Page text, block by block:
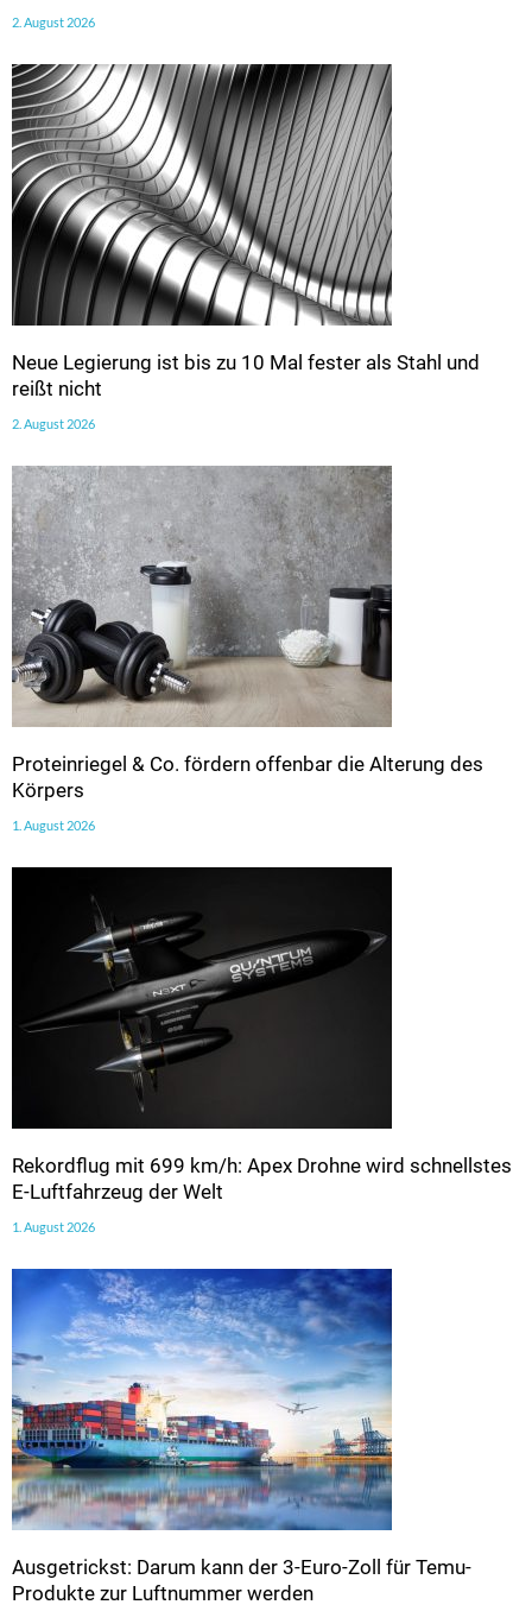
2. August 2026
Neue Legierung ist bis zu 10 Mal fester als Stahl und
reißt nicht
2. August 2026
Proteinriegel & Co. fördern offenbar die Alterung des
Körpers
1. August 2026
Rekordflug mit 699 km/h: Apex Drohne wird schnellstes
E-Luftfahrzeug der Welt
1. August 2026
Ausgetrickst: Darum kann der 3-Euro-Zoll für Temu-
Produkte zur Luftnummer werden